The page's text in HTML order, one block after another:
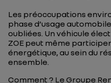
Les préoccupations
phase d’usage
oubliées. Un véhicule
ZOE peut même
énergétique, au sein du
ensemble.
Comment ? Le Groupe